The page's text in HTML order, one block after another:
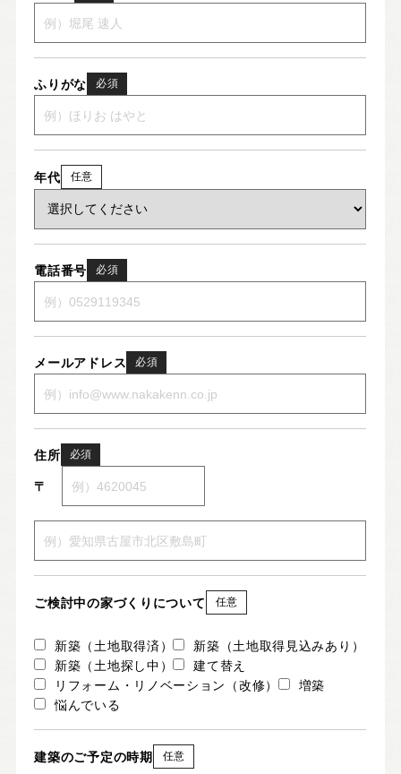
ふりがな 必須
年代 任意
電話番号 必須
メールアドレス 必須
住所 必須
〒
ご検討中の家づくりについて 任意
新築（土地取得済）
新築（土地取得見込みあり）
新築（土地探し中）
建て替え
リフォーム・リノベーション（改修）
増築
悩んでいる
建築のご予定の時期 任意